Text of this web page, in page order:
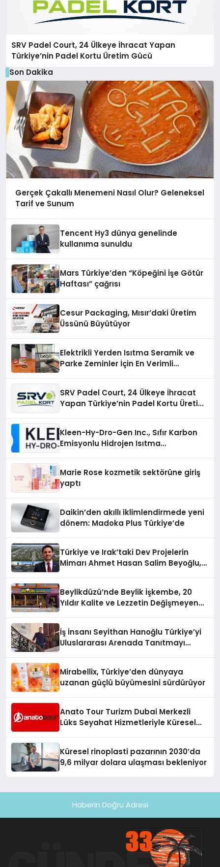
SRV Padel Court, 24 Ülkeye İhracat Yapan
Türkiye’nin Padel Kortu Üretim Gücü
Son Dakika
Gerçek Çakallı Menemeni Nasıl Olur? Geleneksel
Tarif ve Sunum
Tencent Hy3 dünya genelinde
kullanıma sunuldu
Mars Türkiye’den “Köpeğini İşe Götür
Haftası” çağrısı
Cesur Packaging, Mısır’daki Üretim
Üssünü Büyütüyor
Elektrikli Yerden Isıtma Seramik ve
Parke Zeminler İçin En Verimli
SRV Padel Court, 24 Ülkeye İhracat
Yapan Türkiye’nin Padel Kortu Üretim
Kleen-Hy-Dro-Gen Inc., Sıfır Karbon
Emisyonlu Hidrojen Isıtma
Marie Rose kozmetik sektörüne giriş
yaptı
Daikin’den akıllı iklimlendirmede yeni
dönem: Madoka Plus Türkiye’de
Türkiye ve Irak’taki Dev Projelerin
Mimarı Ahmet Hasan Salim Beyoğlu,
Hayata Geçirecek
Beylikdüzü’nde Beylik İşkembe, 20
Yıldır Kalite ve Lezzetin Değişmeyen
İş İnsanı Seyithan Hanoğlu Türkiye’yi
Uluslararası Arenada Tanıtmayı
Mirabellix, Türkiye’den dünyaya
uzanan güçlü büyümesini sürdürüyor
Anato Tour Turizm Dubai Merkezli
Lüks Seyahat Hizmetleriyle Küresel
Küresel rinoplasti pazarının 2030’da
9,6 milyar dolara ulaşması bekleniyor
Haberin Doğru Adresi